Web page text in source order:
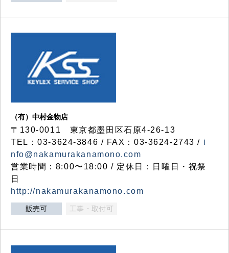
（有）中村金物店
〒130-0011 東京都墨田区石原4-26-13
TEL：03-3624-3846 / FAX：03-3624-2743 / i
nfo@nakamurakanamono.com
営業時間：8:00〜18:00 / 定休日：日曜日・祝祭
日
http://nakamurakanamono.com
販売可 工事・取付可